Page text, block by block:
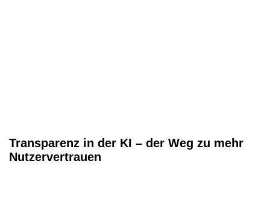
Transparenz in der KI – der Weg zu mehr
Nutzervertrauen